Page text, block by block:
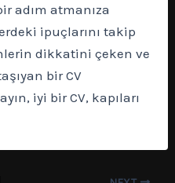
adım atmanıza
ipuçlarını takip
dikkatini çeken ve
bir CV
iyi bir CV, kapıları